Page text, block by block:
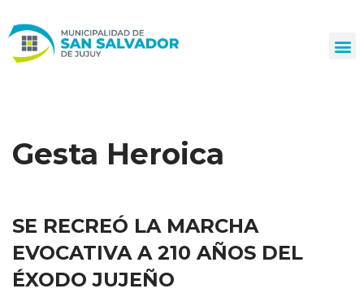
al
Gesta Heroica
SE RECREÓ LA MARCHA
EVOCATIVA A 210 AÑOS DEL
ÉXODO JUJEÑO